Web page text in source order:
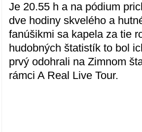
Je 20.55 h a na pódium
dve hodiny skvelého a
fanúšikmi sa kapela za tie
hudobných štatistík to bol
prvý odohrali na Zimnom
rámci A Real Live Tour.